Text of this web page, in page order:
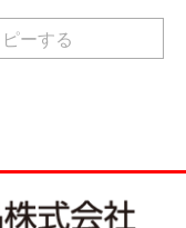
ーする